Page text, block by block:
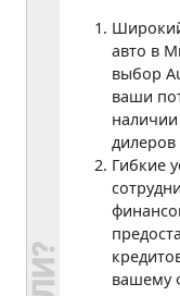
авто в
выбор
ваши
Гибкие
вашему